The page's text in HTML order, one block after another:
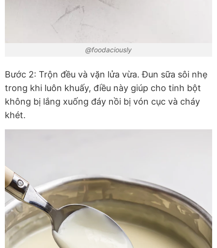
@foodaciously
Bước 2: Trộn đều và vặn lửa vừa. Đun sữa sôi nhẹ
trong khi luôn khuấy, điều này giúp cho tinh bột
không bị lắng xuống đáy nồi bị vón cục và cháy
khét.